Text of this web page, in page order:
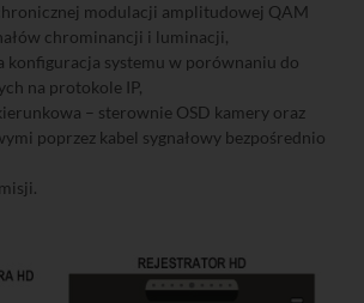
modulacji amplitudowej QAM
chrominancji i luminacji,
konfiguracja systemu w porównaniu do
na protokole IP,
– sterownie OSD kamery oraz
poprzez kabel sygnałowy bezpośrednio